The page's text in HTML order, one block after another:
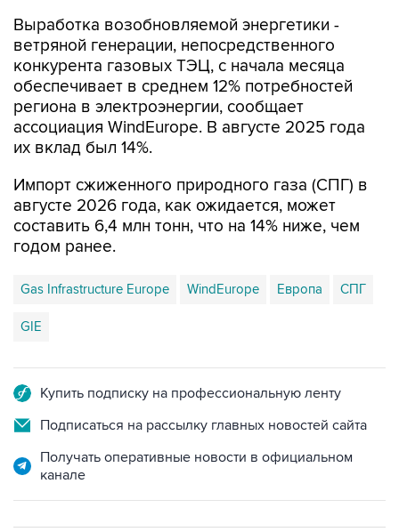
Выработка возобновляемой энергетики -
ветряной генерации, непосредственного
конкурента газовых ТЭЦ, с начала месяца
обеспечивает в среднем 12% потребностей
региона в электроэнергии, сообщает
ассоциация WindEurope. В августе 2025 года
их вклад был 14%.
Импорт сжиженного природного газа (СПГ) в
августе 2026 года, как ожидается, может
составить 6,4 млн тонн, что на 14% ниже, чем
годом ранее.
Gas Infrastructure Europe WindEurope Европа СПГ
GIE
Купить подписку на профессиональную ленту
Подписаться на рассылку главных новостей сайта
Получать оперативные новости в официальном
канале